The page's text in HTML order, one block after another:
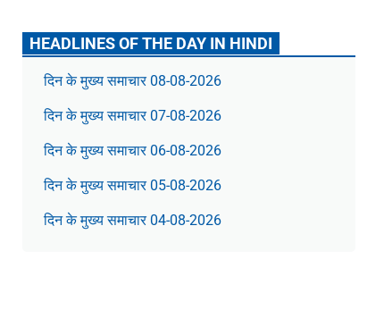
HEADLINES OF THE DAY IN HINDI
दिन के मुख्य समाचार 08-08-2026
दिन के मुख्य समाचार 07-08-2026
दिन के मुख्य समाचार 06-08-2026
दिन के मुख्य समाचार 05-08-2026
दिन के मुख्य समाचार 04-08-2026